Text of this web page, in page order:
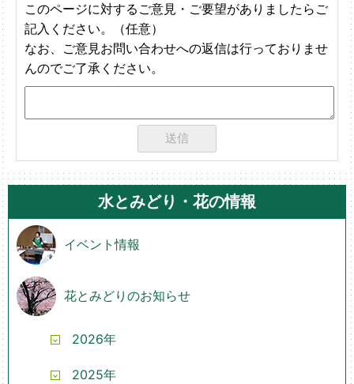
このページに対するご意見・ご要望がありましたらご
記入ください。（任意）
なお、ご意見お問い合わせへの返信は行っておりませ
んのでご了承ください。
水とみどり・花の情報
イベント情報
花とみどりのお知らせ
2026年
2025年